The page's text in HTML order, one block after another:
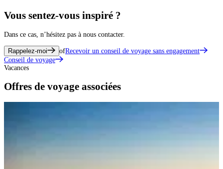
Vous sentez-vous inspiré ?
Dans ce cas, n’hésitez pas à nous contacter.
Rappelez-moi ofRecevoir un conseil de voyage sans engagement
Conseil de voyage
Vacances
Offres de voyage associées